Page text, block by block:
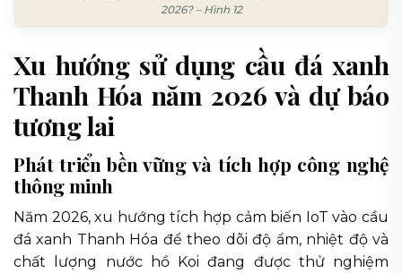
2026? – Hình 12
Xu hướng sử dụng cầu đá xanh
Thanh Hóa năm 2026 và dự báo
tương lai
Phát triển bền vững và tích hợp công nghệ
thông minh
Năm 2026, xu hướng tích hợp cảm biến IoT vào cầu
đá xanh Thanh Hóa để theo dõi độ ẩm, nhiệt độ và
chất lượng nước hồ Koi đang được thử nghiệm